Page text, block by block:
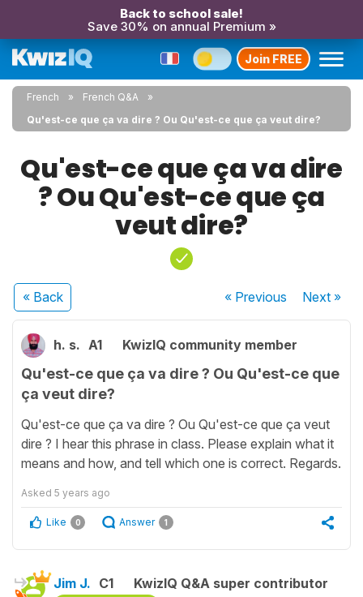
Back to school sale!
Save 30% on annual Premium »
Join FREE
French
French Q&A
Qu'est-ce que ça va dire ? Ou Qu'est-ce que ça veut dire?
Qu'est-ce que ça va dire
? Ou Qu'est-ce que ça
veut dire?
« Back « Previous Next»
h. s. A1 KwizIQ community member
Qu'est-ce que ça va dire ? Ou Qu'est-ce que
ça veut dire?
Qu'est-ce que ça va dire ? Ou Qu'est-ce que ça veut
dire ? I hear this phrase in class. Please explain what it
means and how, and tell which one is correct. Regards.
Asked 5 years ago
Like 0 Answer 1
Jim J. C1 KwizIQ Q&A super contributor